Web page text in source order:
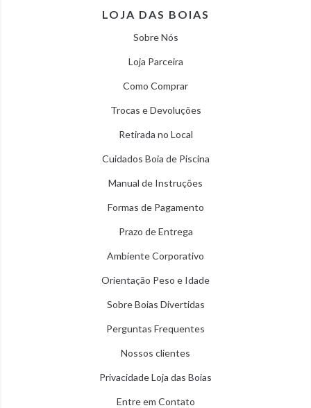
LOJA DAS BOIAS
Sobre Nós
Loja Parceira
Como Comprar
Trocas e Devoluções
Retirada no Local
Cuidados Boia de Piscina
Manual de Instruções
Formas de Pagamento
Prazo de Entrega
Ambiente Corporativo
Orientação Peso e Idade
Sobre Boias Divertidas
Perguntas Frequentes
Nossos clientes
Privacidade Loja das Boias
Entre em Contato